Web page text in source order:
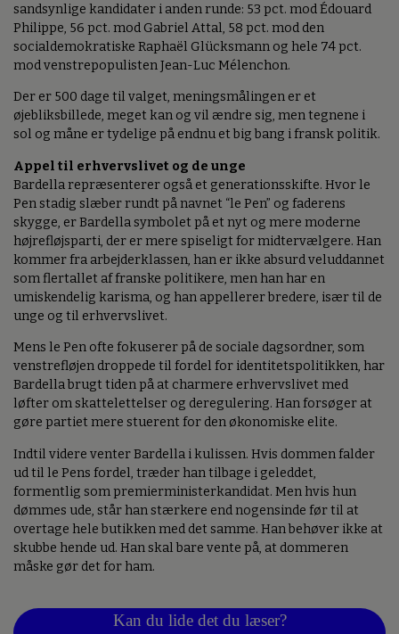
sandsynlige kandidater i anden runde: 53 pct. mod Édouard
Philippe, 56 pct. mod Gabriel Attal, 58 pct. mod den
socialdemokratiske Raphaël Glücksmann og hele 74 pct.
mod venstrepopulisten Jean-Luc Mélenchon.
Der er 500 dage til valget, meningsmålingen er et
øjebliksbillede, meget kan og vil ændre sig, men tegnene i
sol og måne er tydelige på endnu et big bang i fransk politik.
Appel til erhvervslivet og de unge
Bardella repræsenterer også et generationsskifte. Hvor le
Pen stadig slæber rundt på navnet “le Pen” og faderens
skygge, er Bardella symbolet på et nyt og mere moderne
højrefløjsparti, der er mere spiseligt for midtervælgere. Han
kommer fra arbejderklassen, han er ikke absurd veluddannet
som flertallet af franske politikere, men han har en
umiskendelig karisma, og han appellerer bredere, især til de
unge og til erhvervslivet.
Mens le Pen ofte fokuserer på de sociale dagsordner, som
venstrefløjen droppede til fordel for identitetspolitikken, har
Bardella brugt tiden på at charmere erhvervslivet med
løfter om skattelettelser og deregulering. Han forsøger at
gøre partiet mere stuerent for den økonomiske elite.
Indtil videre venter Bardella i kulissen. Hvis dommen falder
ud til le Pens fordel, træder han tilbage i geleddet,
formentlig som premierministerkandidat. Men hvis hun
dømmes ude, står han stærkere end nogensinde før til at
overtage hele butikken med det samme. Han behøver ikke at
skubbe hende ud. Han skal bare vente på, at dommeren
måske gør det for ham.
Kan du lide det du læser?